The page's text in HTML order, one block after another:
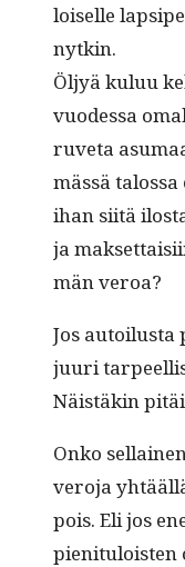
loiselle
nytkin.
Öljyä kuluu
vuodessa
ruve­ta
mässä
ihan siitä
ja
män veroa?
Jos
juuri
Näistäkin
Onko
vero­ja
pois. Eli jos
pien­i­t­u­lois­t­en